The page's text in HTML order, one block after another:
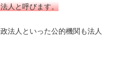
人と呼びます。
法人といった公的機関も法人